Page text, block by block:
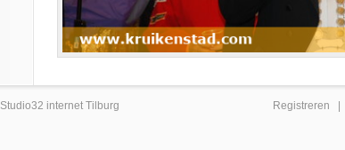
Studio32 internet Tilburg Registreren